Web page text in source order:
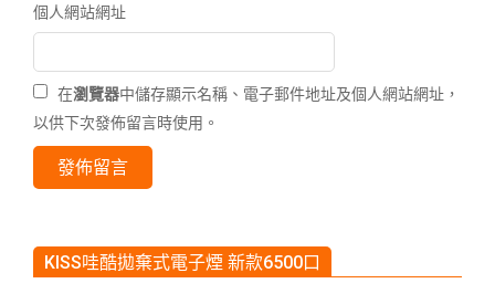
個人網站網址
在瀏覽器中儲存顯示名稱、電子郵件地址及個人網站網址，
以供下次發佈留言時使用。
KISS哇酷拋棄式電子煙 新款6500口